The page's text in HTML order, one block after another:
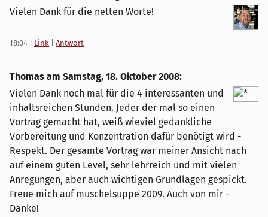
Vielen Dank für die netten Worte!
18:04 Link Antwort
Thomas am Samstag, 18. Oktober 2008:
Vielen Dank noch mal für die 4 interessanten und
inhaltsreichen Stunden. Jeder der mal so einen
Vortrag gemacht hat, weiß wieviel gedankliche
Vorbereitung und Konzentration dafür benötigt wird -
Respekt. Der gesamte Vortrag war meiner Ansicht nach
auf einem guten Level, sehr lehrreich und mit vielen
Anregungen, aber auch wichtigen Grundlagen gespickt.
Freue mich auf muschelsuppe 2009. Auch von mir -
Danke!